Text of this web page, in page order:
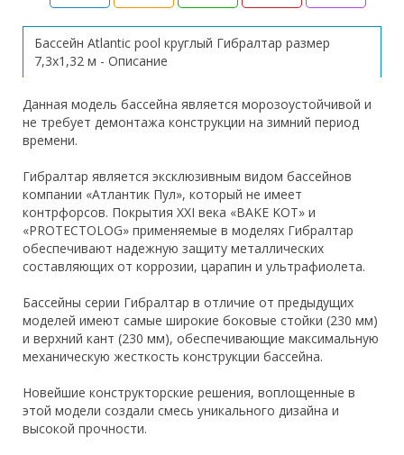
Бассейн Atlantic pool круглый Гибралтар размер
7,3х1,32 м - Описание
Данная модель бассейна является морозоустойчивой и
не требует демонтажа конструкции на зимний период
времени.
Гибралтар является эксклюзивным видом бассейнов
компании «Атлантик Пул», который не имеет
контрфорсов. Покрытия ХХI века «BAKE KOT» и
«PROTECTOLOG» применяемые в моделях Гибралтар
обеспечивают надежную защиту металлических
составляющих от коррозии, царапин и ультрафиолета.
Бассейны серии Гибралтар в отличие от предыдущих
моделей имеют самые широкие боковые стойки (230 мм)
и верхний кант (230 мм), обеспечивающие максимальную
механическую жесткость конструкции бассейна.
Новейшие конструкторские решения, воплощенные в
этой модели создали смесь уникального дизайна и
высокой прочности.